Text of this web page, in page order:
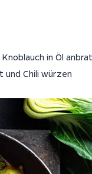
in Öl
und Chili würzen